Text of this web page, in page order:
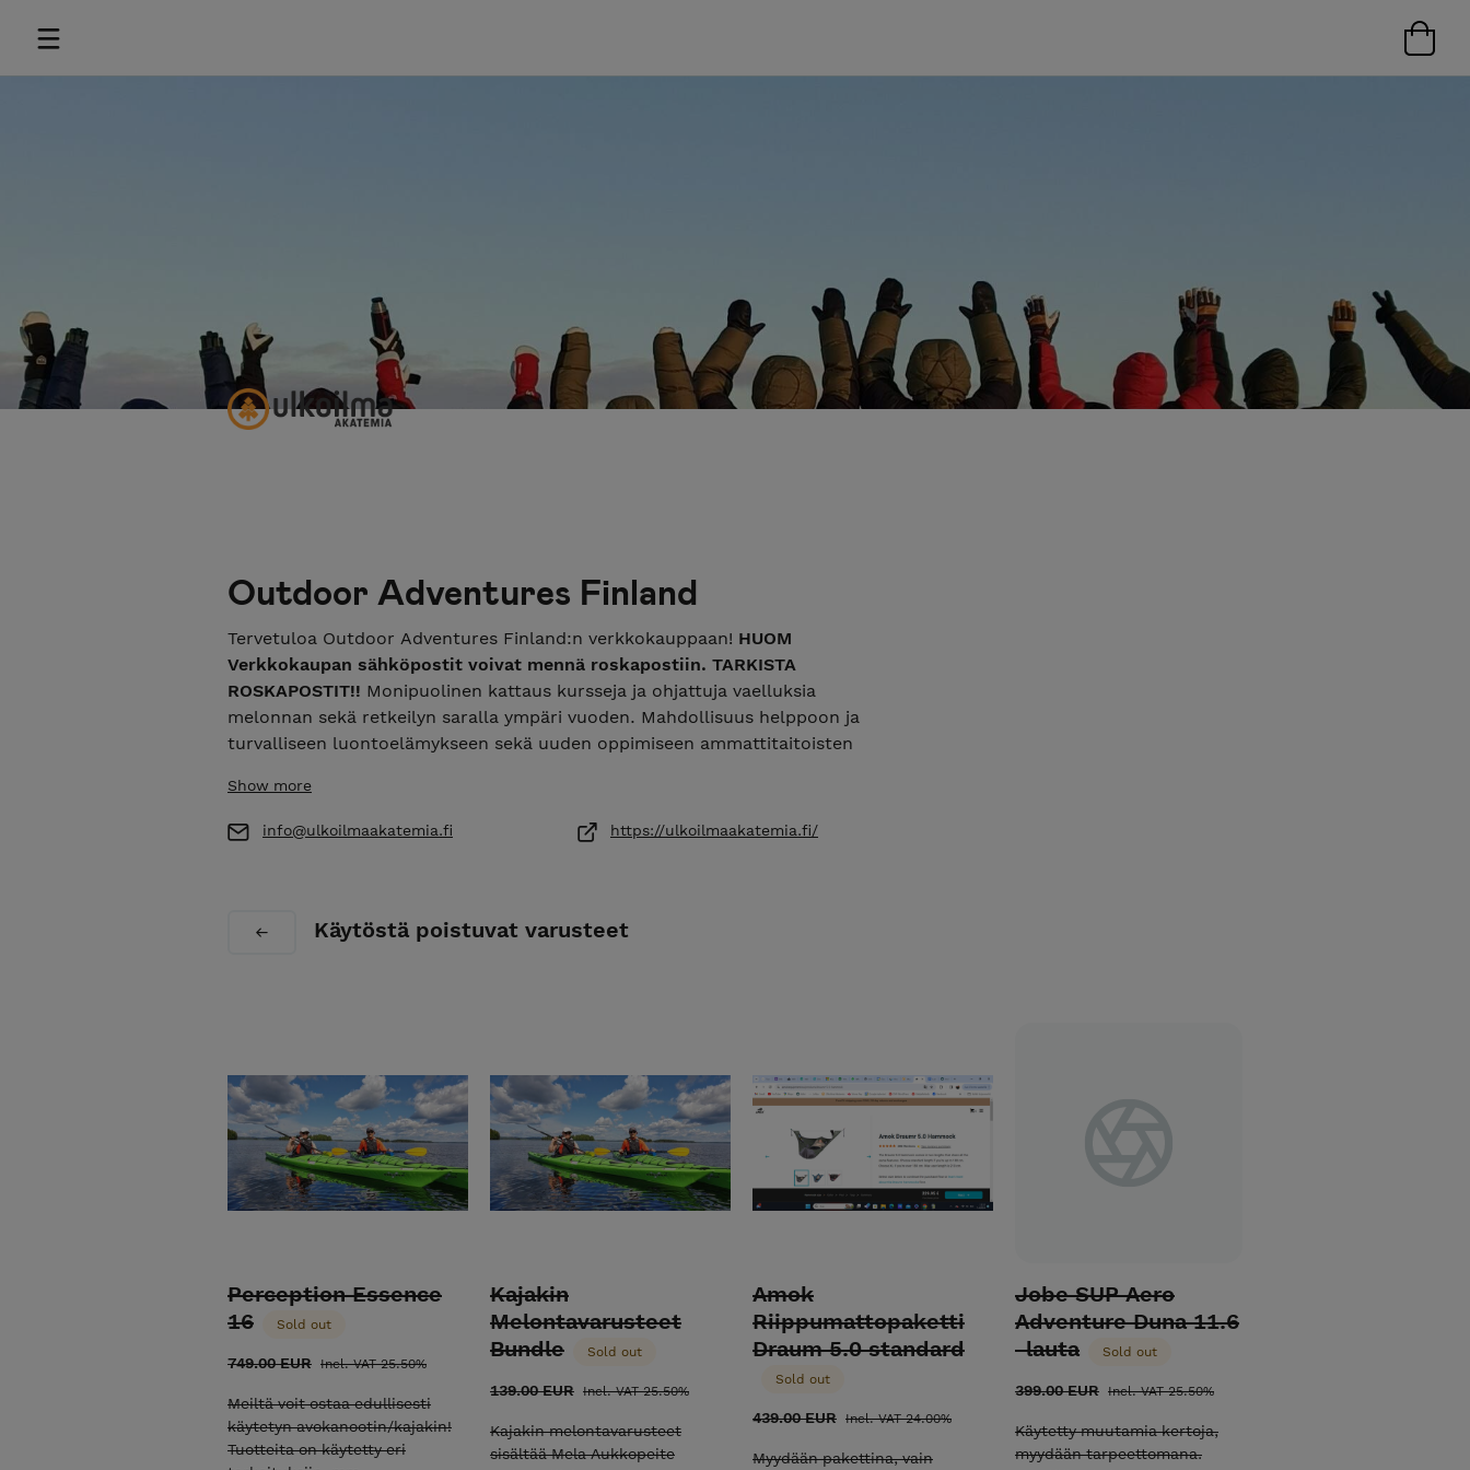
Outdoor Adventures Finland
Tervetuloa Outdoor Adventures Finland:n verkkokauppaan! HUOM
Verkkokaupan sähköpostit voivat mennä roskapostiin. TARKISTA
ROSKAPOSTIT!! Monipuolinen kattaus kursseja ja ohjattuja vaelluksia
melonnan sekä retkeilyn saralla ympäri vuoden. Mahdollisuus helppoon ja
turvalliseen luontoelämykseen sekä uuden oppimiseen ammattitaitoisten
aina hintaan, ilman lisäveloituksia! Kuljetamme myös varusteet aina
lähtöpaikkaan.
Show more
info@ulkoilmaakatemia.fi https://ulkoilmaakatemia.fi/
Käytöstä poistuvat varusteet
Perception Essence
16
Sold out
749.00 EUR Incl. VAT 25.50%
Meiltä voit ostaa edullisesti
käytetyn avokanootin/kajakin!
Tuotteita on käytetty eri
Kajakin
Melontavarusteet
Bundle
Sold out
139.00 EUR Incl. VAT 25.50%
Kajakin melontavarusteet
sisältää Mela Aukkopeite
Amok
Riippumattopaketti
Draum 5.0 standard
Sold out
439.00 EUR Incl. VAT 24.00%
Myydään pakettina, vain
Jobe SUP Aero
Adventure Duna 11.6
-lauta
Sold out
399.00 EUR Incl. VAT 25.50%
Käytetty muutamia kertoja,
myydään tarpeettomana.